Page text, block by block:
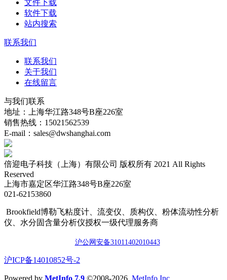
文件下载
软件下载
站内搜索
联系我们
联系我们
关于我们
在线留言
与我们联系
地址：上海华江路348号B座226室
销售热线：15021562539
E-mail：sales@dwshanghai.com
倍迎电子科技（上海）有限公司 版权所有 2021 All Rights
Reserved
上海市嘉定区华江路348号B座226室
021-62153860
Brookfield博勒飞粘度计、流变仪、质构仪、粉体流动性分析
仪、水分固含量分析仪授权一级代理服务商
沪公网安备31011402010443
​沪ICP备14010852号-2